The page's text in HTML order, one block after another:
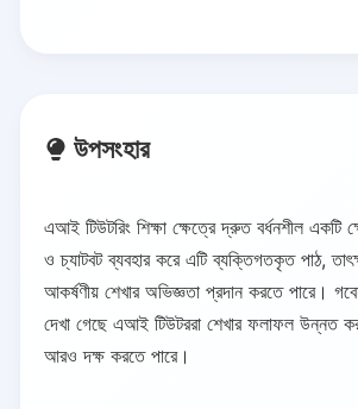
উপসংহার
এআই টিউটরিং শিক্ষা ক্ষেত্রে দ্রুত বর্ধনশীল একটি
ও চ্যাটবট ব্যবহার করে এটি ব্যক্তিগতকৃত পাঠ,
আকর্ষণীয় শেখার অভিজ্ঞতা প্রদান করতে পারে।
দেখা গেছে এআই টিউটররা শেখার ফলাফল উন্নত
আরও দক্ষ করতে পারে।